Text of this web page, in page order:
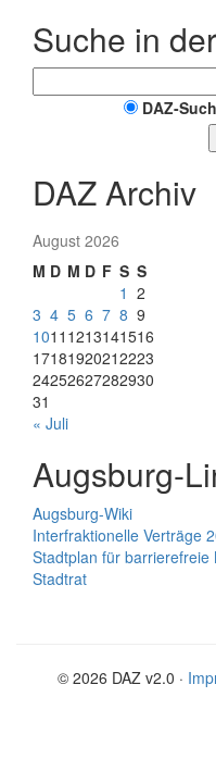
Suche in
DAZ-
DAZ Archiv
August 2026
M D M D F S S
1 2
3 4 5 6 7 8 9
1011 1213141516
17181920212223
24252627282930
31
« Juli
Augsburg-
Augsburg-Wiki
Interfraktionelle Verträge
Stadtplan für barrierefreie
Stadtrat
© 2026 DAZ v2.0 ·